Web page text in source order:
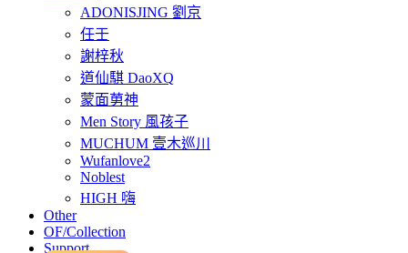
ADONISJING 劉京
任壬
謝梓秋
道仙騏 DaoXQ
蒙面莮神
Men Story 風孩子
MUCHUM 壹木巡川
Wufanlove2
Noblest
HIGH 嗨
Other
OF/Collection
Support